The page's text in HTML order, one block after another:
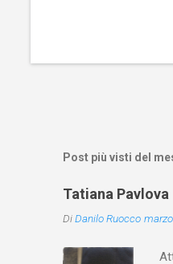
Post più visti del
Tatiana Pavlova
DiDanilo Ruocco